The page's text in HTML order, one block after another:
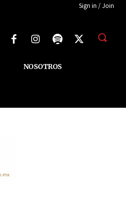
Sign in / Join
NOSOTROS